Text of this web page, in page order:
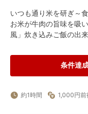
いつも通り米を研ぎ～
お米が牛肉の旨味を吸
風」炊き込みご飯の出
条件達
約1時間 1,000円前